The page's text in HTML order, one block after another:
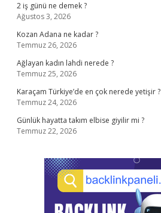
2 iş günü ne demek ?
Ağustos 3, 2026
Kozan Adana ne kadar ?
Temmuz 26, 2026
Ağlayan kadın lahdi nerede ?
Temmuz 25, 2026
Karaçam Türkiye’de en çok nerede yetişir ?
Temmuz 24, 2026
Günlük hayatta takım elbise giyilir mi ?
Temmuz 22, 2026